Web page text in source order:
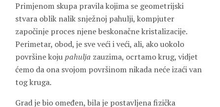
Primjenom skupa pravila kojima se geometrijski
stvara oblik nalik snježnoj pahulji, kompjuter
započinje proces njene beskonačne kristalizacije.
Perimetar, obod, je sve veći i veći, ali, ako uokolo
površine kojupahulja zauzima, ocrtamo krug, vidjet
ćemo da ona svojom površinom nikada neće izaći van
tog kruga.
Grad je bio omeđen, bila je postavljena fizička